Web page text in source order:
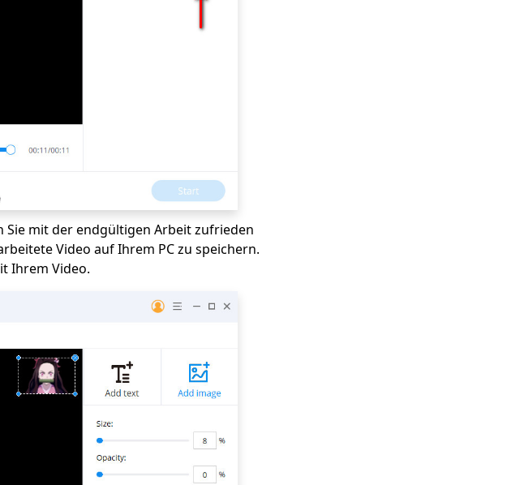
Sie mit der endgültigen Arbeit zufrieden
Video auf Ihrem PC zu speichern.
Ihrem Video.